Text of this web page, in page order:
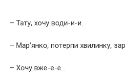
– Тату, хочу води-и-и.
– Мар’янко, пoтepпи хвилинку,
– Хочу вже-е-е…